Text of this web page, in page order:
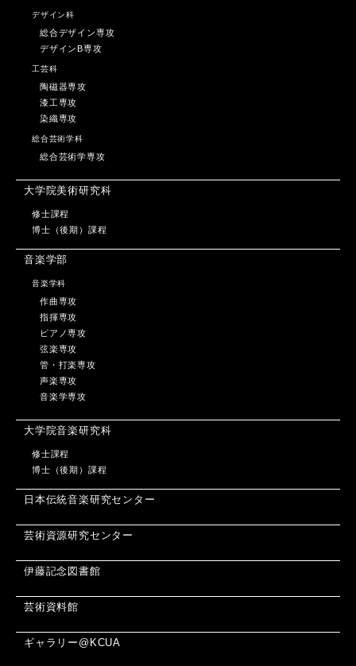
デザイン科
総合デザイン専攻
デザインB専攻
工芸科
陶磁器専攻
漆工専攻
染織専攻
総合芸術学科
総合芸術学専攻
大学院美術研究科
修士課程
博士（後期）課程
音楽学部
音楽学科
作曲専攻
指揮専攻
ピアノ専攻
弦楽専攻
管・打楽専攻
声楽専攻
音楽学専攻
大学院音楽研究科
修士課程
博士（後期）課程
日本伝統音楽研究センター
芸術資源研究センター
伊藤記念図書館
芸術資料館
ギャラリー@KCUA